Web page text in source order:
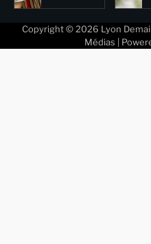
Copyright © 2026 Lyon
Médias |